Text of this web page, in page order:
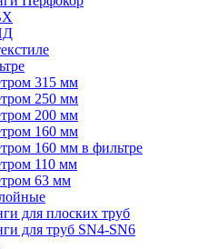
315 мм
250 мм
200 мм
160 мм
160 мм в фильтре
110 мм
63 мм
для плоских труб
для труб SN4-SN6